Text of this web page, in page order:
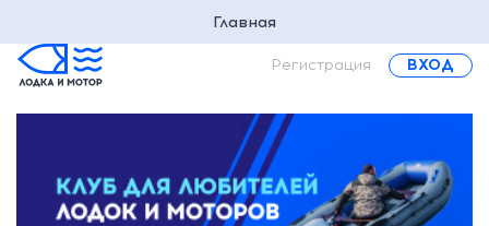
Главная
Регистрация ВХОД